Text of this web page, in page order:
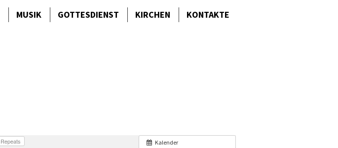
MUSIK GOTTES­DIENST KIRCHEN KONTAKTE
Kalender
Repeats